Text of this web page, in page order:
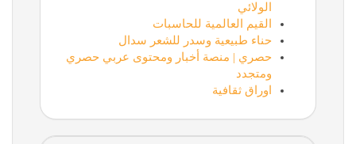
الولائي
القيم العالمية للحاسبات
حناء طبيعية وسدر للشعر سدال
حصري | منصة أخبار ومحتوى عربي حصري
ومتجدد
اوراق ثقافية